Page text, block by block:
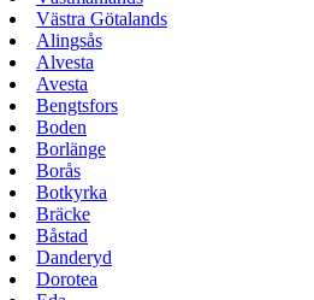
Västra Götalands
Alingsås
Alvesta
Avesta
Bengtsfors
Boden
Borlänge
Borås
Botkyrka
Bräcke
Båstad
Danderyd
Dorotea